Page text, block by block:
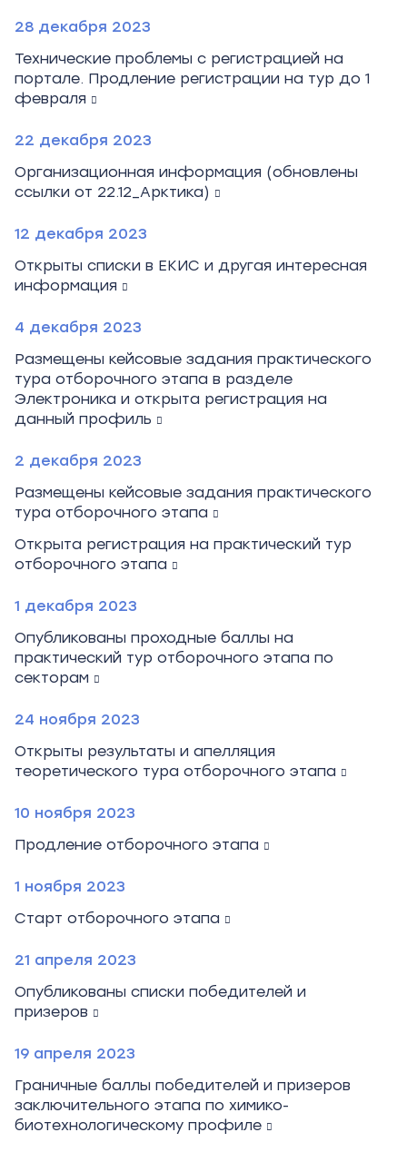
28 декабря 2023
Технические проблемы с регистрацией на
портале. Продление регистрации на тур до 1
февраля
22 декабря 2023
Организационная информация (обновлены
ссылки от 22.12_Арктика)
12 декабря 2023
Открыты списки в ЕКИС и другая интересная
информация
4 декабря 2023
Размещены кейсовые задания практического
тура отборочного этапа в разделе
Электроника и открыта регистрация на
данный профиль
2 декабря 2023
Размещены кейсовые задания практического
тура отборочного этапа
Открыта регистрация на практический тур
отборочного этапа
1 декабря 2023
Опубликованы проходные баллы на
практический тур отборочного этапа по
секторам
24 ноября 2023
Открыты результаты и апелляция
теоретического тура отборочного этапа
10 ноября 2023
Продление отборочного этапа
1 ноября 2023
Старт отборочного этапа
21 апреля 2023
Опубликованы списки победителей и
призеров
19 апреля 2023
Граничные баллы победителей и призеров
заключительного этапа по химико-
биотехнологическому профиле